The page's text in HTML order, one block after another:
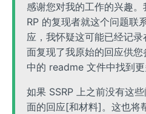
感谢您对我的工作的兴趣
RP 的复现者就这个问题联
应，我怀疑这可能已经记
面复现了我原始的回应供
中的 readme 文件中找到更
如果 SSRP 上之前没有这
面的回应[和材料]。这也将